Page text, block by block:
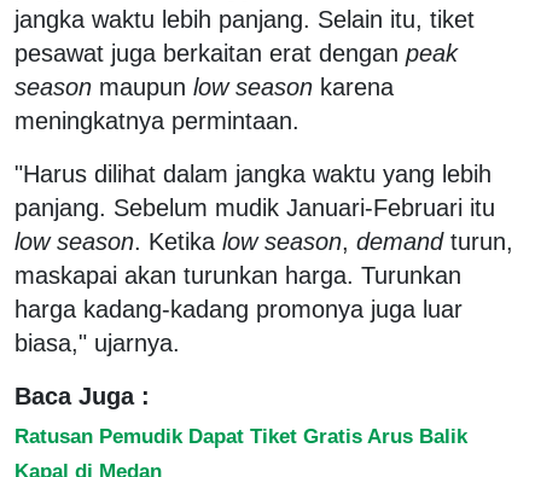
jangka waktu lebih panjang. Selain itu, tiket
pesawat juga berkaitan erat dengan peak
season maupun low season karena
meningkatnya permintaan.
"Harus dilihat dalam jangka waktu yang lebih
panjang. Sebelum mudik Januari-Februari itu
low season. Ketika low season, demandturun,
maskapai akan turunkan harga. Turunkan
harga kadang-kadang promonya juga luar
biasa," ujarnya.
Baca Juga :
Ratusan Pemudik Dapat Tiket Gratis Arus Balik
Kapal di Medan